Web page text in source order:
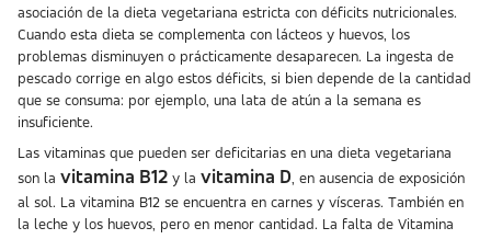
asociación de la dieta vegetariana estricta con déficits nutricionales.
Cuando esta dieta se complementa con lácteos y huevos, los
problemas disminuyen o prácticamente desaparecen. La ingesta de
pescado corrige en algo estos déficits, si bien depende de la cantidad
que se consuma: por ejemplo, una lata de atún a la semana es
insuficiente.
Las vitaminas que pueden ser deficitarias en una dieta vegetariana
son la vitamina B12 y la vitamina D, en ausencia de exposición
al sol. La vitamina B12 se encuentra en carnes y vísceras. También en
la leche y los huevos, pero en menor cantidad. La falta de Vitamina